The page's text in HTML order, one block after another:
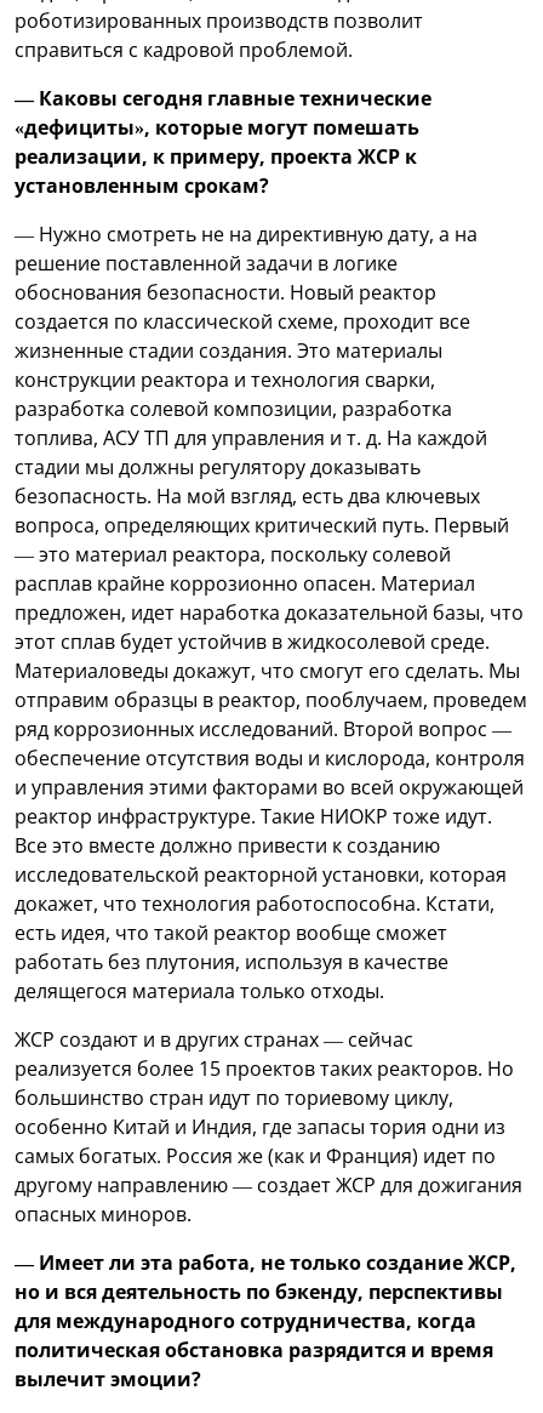
роботизированных производств позволит
справиться с кадровой проблемой.
— Каковы сегодня главные технические
«дефициты», которые могут помешать
реализации, к примеру, проекта ЖСР к
установленным срокам?
— Нужно смотреть не на директивную дату, а на
решение поставленной задачи в логике
обоснования безопасности. Новый реактор
создается по классической схеме, проходит все
жизненные стадии создания. Это материалы
конструкции реактора и технология сварки,
разработка солевой композиции, разработка
топлива, АСУ ТП для управления и т. д. На каждой
стадии мы должны регулятору доказывать
безопасность. На мой взгляд, есть два ключевых
вопроса, определяющих критический путь. Первый
— это материал реактора, поскольку солевой
расплав крайне коррозионно опасен. Материал
предложен, идет наработка доказательной базы, что
этот сплав будет устойчив в жидкосолевой среде.
Материаловеды докажут, что смогут его сделать. Мы
отправим образцы в реактор, пооблучаем, проведем
ряд коррозионных исследований. Второй вопрос —
обеспечение отсутствия воды и кислорода, контроля
и управления этими факторами во всей окружающей
реактор инфраструктуре. Такие НИОКР тоже идут.
Все это вместе должно привести к созданию
исследовательской реакторной установки, которая
докажет, что технология работоспособна. Кстати,
есть идея, что такой реактор вообще сможет
работать без плутония, используя в качестве
делящегося материала только отходы.
ЖСР создают и в других странах — сейчас
реализуется более 15 проектов таких реакторов. Но
большинство стран идут по ториевому циклу,
особенно Китай и Индия, где запасы тория одни из
самых богатых. Россия же (как и Франция) идет по
другому направлению — создает ЖСР для дожигания
опасных миноров.
— Имеет ли эта работа, не только создание ЖСР,
но и вся деятельность по бэкенду, перспективы
для международного сотрудничества, когда
политическая обстановка разрядится и время
вылечит эмоции?